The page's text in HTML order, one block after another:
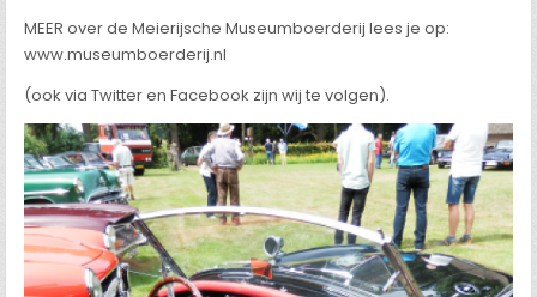
MEER over de Meierijsche Museumboerderij lees je op:
www.museumboerderij.nl
(ook via Twitter en Facebook zijn wij te volgen).